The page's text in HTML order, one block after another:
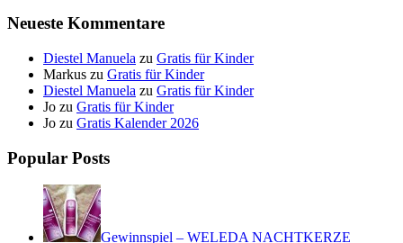
Neueste Kommentare
Diestel Manuela zu Gratis für Kinder
Markus zu Gratis für Kinder
Diestel Manuela zu Gratis für Kinder
Jo zu Gratis für Kinder
Jo zu Gratis Kalender 2026
Popular Posts
Gewinnspiel – WELEDA NACHTKERZE